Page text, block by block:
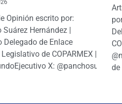
Opinión escrito por:
Hernández |
Delegado de Enlace
de COPARMEX |
X: @panchosuarezh
de